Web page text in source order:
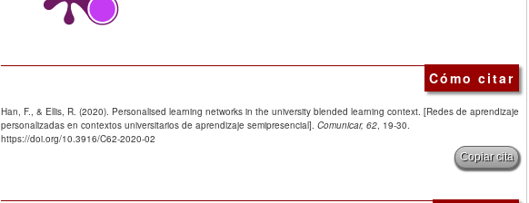
Cómo citar
Han, F., & Ellis, R. (2020). Personalised learning networks in the university blended learning context. [Redes de aprendizaje
personalizadas en contextos universitarios de aprendizaje semipresencial]. Comunicar, 62 , 19-30.
https://doi.org/10.3916/C62-2020-02
Copiar cita